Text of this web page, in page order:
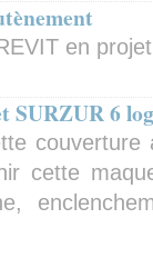
en projet
6
cette